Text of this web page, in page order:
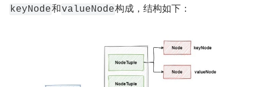
keyNode和valueNode构成，结构如下：